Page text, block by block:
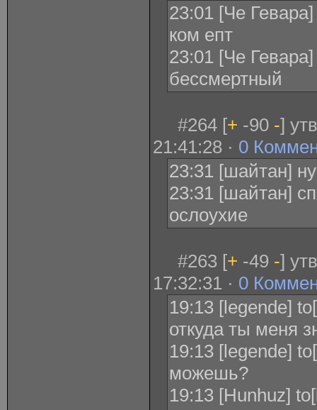
23:01 [Че
ком епт
23:01 [Че
бессмертный
#264 [+ -90 -]
21:41:28 · 0
23:31 [шайтан]
23:31 [шайтан]
ослоухие
#263 [+ -49 -]
17:32:31 · 0
19:13 [legende]
откуда ты меня
19:13 [legende]
можешь?
19:13 [Hunhuz]